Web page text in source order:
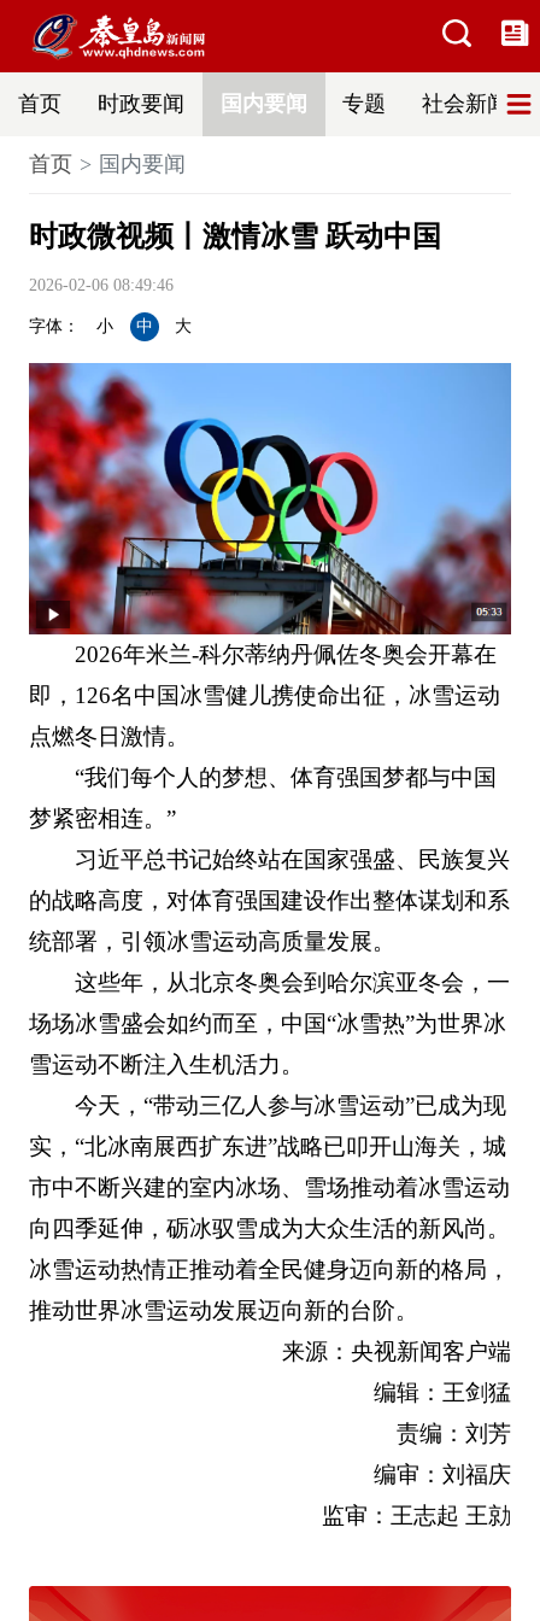
首页 时政要闻 国内要闻 专题 社会新闻
首页 国内要闻
时政微视频丨激情冰雪 跃动中国
2026-02-06 08:49:46
字体： 小 中 大
2026年米兰-科尔蒂纳丹佩佐冬奥会开幕在
即，126名中国冰雪健儿携使命出征，冰雪运动
点燃冬日激情。
“我们每个人的梦想、体育强国梦都与中国
梦紧密相连。”
习近平总书记始终站在国家强盛、民族复兴
的战略高度，对体育强国建设作出整体谋划和系
统部署，引领冰雪运动高质量发展。
这些年，从北京冬奥会到哈尔滨亚冬会，一
场场冰雪盛会如约而至，中国“冰雪热”为世界冰
雪运动不断注入生机活力。
今天，“带动三亿人参与冰雪运动”已成为现
实，“北冰南展西扩东进”战略已叩开山海关，城
市中不断兴建的室内冰场、雪场推动着冰雪运动
向四季延伸，砺冰驭雪成为大众生活的新风尚。
冰雪运动热情正推动着全民健身迈向新的格局，
推动世界冰雪运动发展迈向新的台阶。
来源：央视新闻客户端
编辑：王剑猛
责编：刘芳
编审：刘福庆
监审：王志起 王勍